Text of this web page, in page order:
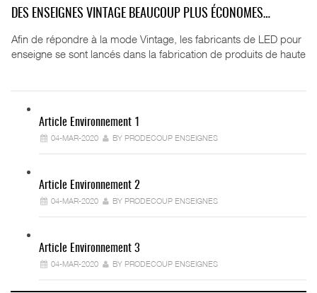
DES ENSEIGNES VINTAGE BEAUCOUP PLUS ÉCONOMES…
Afin de répondre à la mode Vintage, les fabricants de LED pour
enseigne se sont lancés dans la fabrication de produits de haute
Article Environnement 1
04-MAR-2020 BY PRODECOUP ENSEIGNES
Article Environnement 2
04-MAR-2020 BY PRODECOUP ENSEIGNES
Article Environnement 3
04-MAR-2020 BY PRODECOUP ENSEIGNES